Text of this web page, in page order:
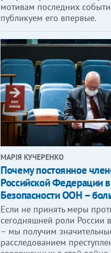
мотивам последних
публикуем его впервые.
МАРІЯ КУЧЕРЕНКО
​Почему постоянное
Российской Федерации
Безопасности ООН –
Если не принять меры
сегодняшней роли России
– мы получим
расследованием